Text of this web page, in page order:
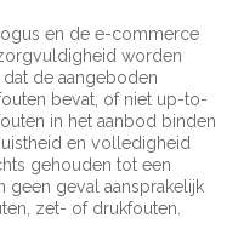
en de e-commerce
worden
de aangeboden
bevat, of niet up-to-
in het aanbod binden
en volledigheid
gehouden tot een
geen geval aansprakelijk
zet- of drukfouten.